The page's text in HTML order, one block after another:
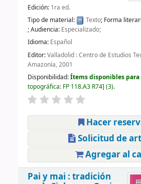
Edición: 1ra ed.
Tipo de material:
Texto; Forma
; Audiencia: Especializado;
Idioma: Español
Editor:Valladolid : Centro de Estudios
Amazonía, 2001
Disponibilidad:Ítems disponibles para
topográfica: FP 118.A3 R74 (3).
Hacer
Solicitud de
Agregar al
Pai y mai : tradición